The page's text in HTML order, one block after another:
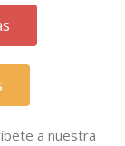
a nuestra